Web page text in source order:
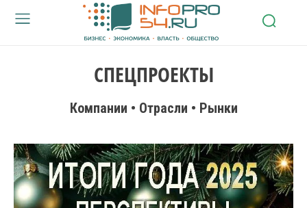
СПЕЦПРОЕКТЫ
Компании • Отрасли • Рынки